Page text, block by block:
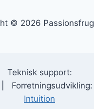
© 2026
Teknisk support:
Forretningsudvikling:
Intuition